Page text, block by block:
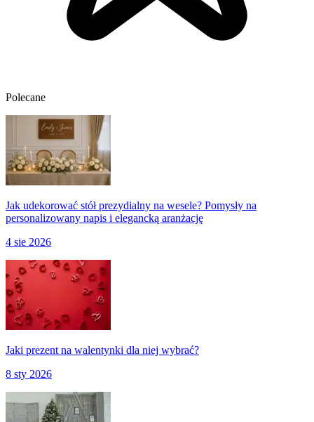
Polecane
Jak udekorować stół prezydialny na wesele? Pomysły na
personalizowany napis i elegancką aranżację
4 sie 2026
Jaki prezent na walentynki dla niej wybrać?
8 sty 2026